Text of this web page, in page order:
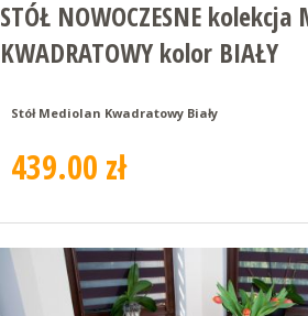
STÓŁ NOWOCZESNE kolekcja
KWADRATOWY kolor BIAŁY
Stół Mediolan Kwadratowy Biały
439.00 zł